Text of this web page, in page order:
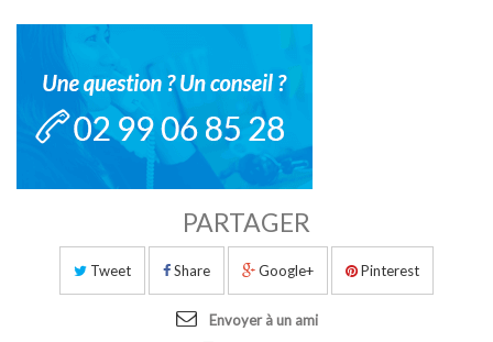
PARTAGER
Tweet Share Google+ Pinterest
Envoyer à un ami